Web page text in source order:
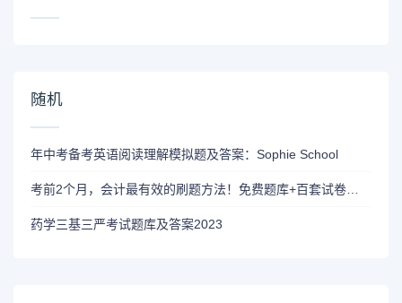
随机
年中考备考英语阅读理解模拟题及答案：Sophie School
药学三基三严考试题库及答案2023